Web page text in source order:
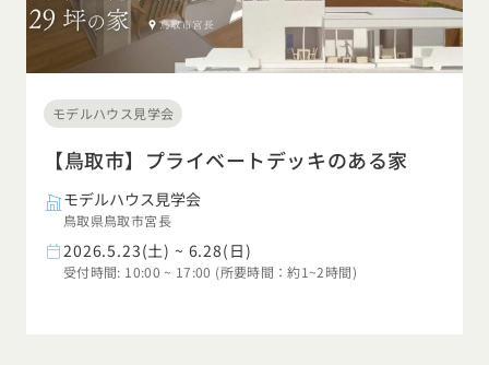
モデルハウス見学会
【鳥取市】プライベートデッキのある家
モデルハウス見学会
鳥取県鳥取市宮長
2026.5.23(土) ~ 6.28(日)
受付時間: 10:00 ~ 17:00 (所要時間：約1~2時間)